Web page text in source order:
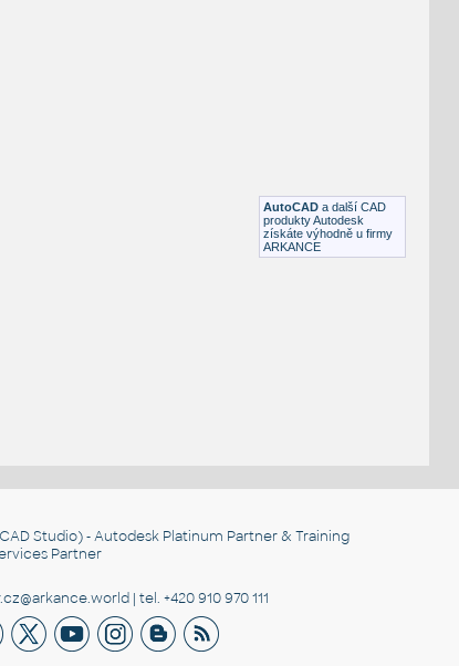
AutoCAD a další CAD
produkty Autodesk
získáte výhodně u firmy
ARKANCE
Studio) - Autodesk Platinum Partner & Training
Partner
| tel. +420 910 970 111